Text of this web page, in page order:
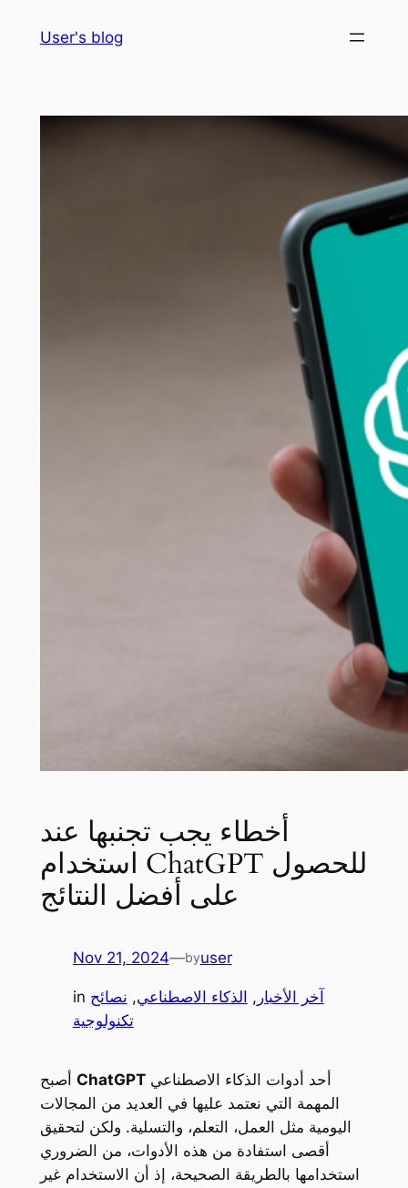
User's blog
أخطاء يجب تجنبها عند
استخدام ChatGPT للحصول
على أفضل النتائج
Nov 21, 2024—byuser
in آخر الأخبار , الذكاء الاصطناعي, نصائح
تكنولوجية
ChatGPTأحد أدوات الذكاء الاصطناعي
المهمة التي نعتمد عليها في العديد من المجالات
اليومية مثل العمل، التعلم، والتسلية. ولكن لتحقيق
أقصى استفادة من هذه الأدوات، من الضروري
استخدامها بالطريقة الصحيحة، إذ أن الاستخدام غير